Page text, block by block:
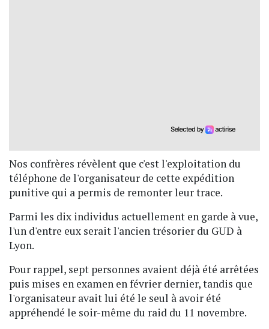
Nos confrères révèlent que c'est l'exploitation du
téléphone de l'organisateur de cette expédition
punitive qui a permis de remonter leur trace.
Parmi les dix individus actuellement en garde à vue,
l'un d'entre eux serait l'ancien trésorier du GUD à
Lyon.
Pour rappel, sept personnes avaient déjà été arrêtées
puis mises en examen en février dernier, tandis que
l'organisateur avait lui été le seul à avoir été
appréhendé le soir-même du raid du 11 novembre.